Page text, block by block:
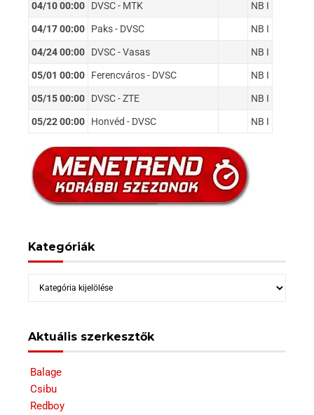
04/10 00:00 DVSC - MTK NB I
04/17 00:00 Paks - DVSC NB I
04/24 00:00 DVSC - Vasas NB I
05/01 00:00 Ferencváros - DVSC NB I
05/15 00:00 DVSC - ZTE NB I
05/22 00:00 Honvéd - DVSC NB I
Kategóriák
Kategóriák
Aktuális szerkesztők
Balage
Csibu
Redboy